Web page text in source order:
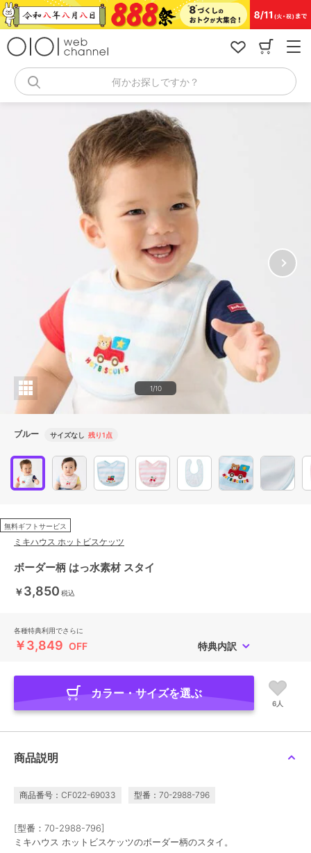
コ
ン
キ
何かお探しですか？
1/10
ブルー サイズなし 残り1点
無料ギフトサービス
ミキハウス ホットビスケッツ
ボーダー柄 はっ水素材 スタイ
￥3,850 税込
各種特典利用でさらに
￥3,849 OFF 特典内訳
カラー・サイズを選ぶ
6人
商品説明
商品番号：CF022-69033 型番：70-2988-796
[型番：70-2988-796]
ミキハウス ホットビスケッツのボーダー柄のスタイ。